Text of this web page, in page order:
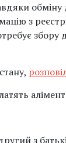
з
збору
з